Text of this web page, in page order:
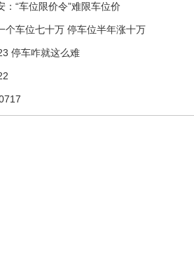
“车位限价令”难限车位价
个车位七十万 停车位半年涨十万
停车咋就这么难